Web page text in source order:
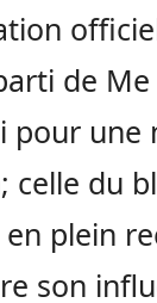
de Me
pour une
celle du
plein
son